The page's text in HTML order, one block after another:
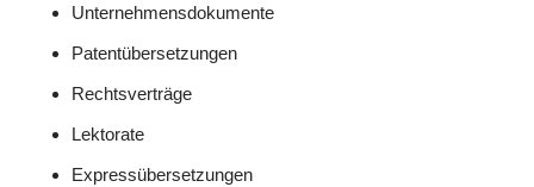
Unternehmensdokumente
Patentübersetzungen
Rechtsverträge
Lektorate
Expressübersetzungen